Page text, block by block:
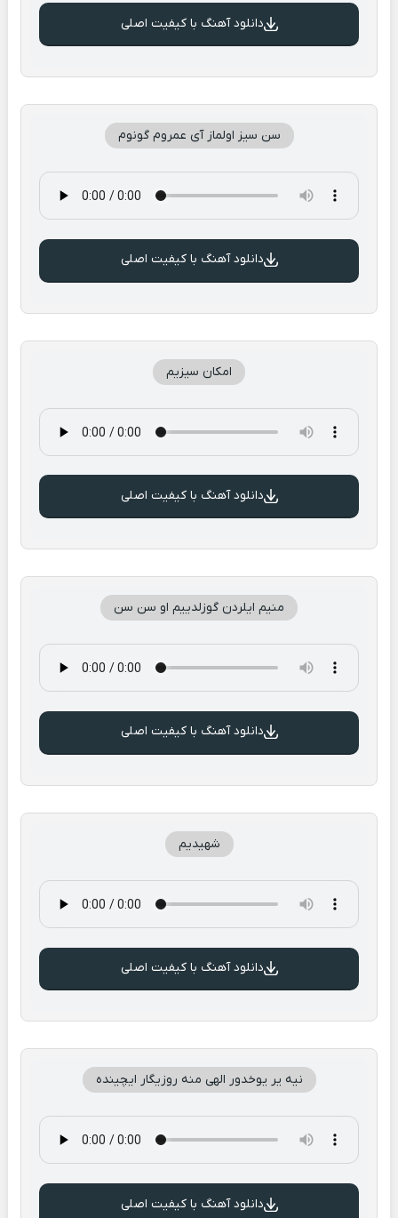
دانلود آهنگ با کیفیت اصلی
سن سیز اولماز آی عمروم گونوم
دانلود آهنگ با کیفیت اصلی
امکان سیزیم
دانلود آهنگ با کیفیت اصلی
منیم ایلردن گوزلدییم او سن سن
دانلود آهنگ با کیفیت اصلی
شهیدیم
دانلود آهنگ با کیفیت اصلی
نیه یر یوخدور الهی منه روزیگار ایچینده
دانلود آهنگ با کیفیت اصلی